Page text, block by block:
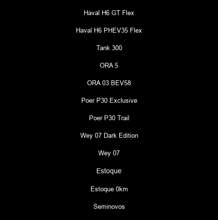
Haval H6 GT Flex
Haval H6 PHEV35 Flex
Tank 300
ORA 5
ORA 03 BEV58
Poer P30 Exclusive
Poer P30 Trail
Wey 07 Dark Edition
Wey 07
Estoque
Estoque 0km
Seminovos